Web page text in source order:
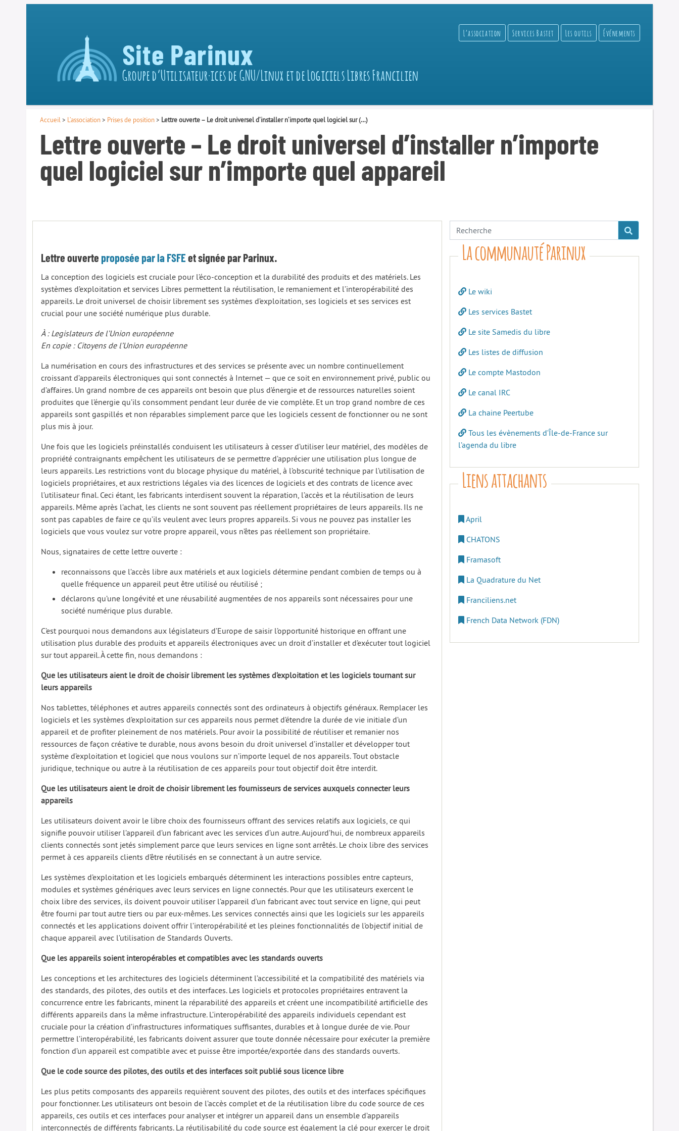
Site Parinux
Groupe d’Utilisateur·ices de GNU/Linux et de Logiciels Libres Francilien
L’association Services Bastet Les outils Événements
Accueil > L’association> Prises de position> Lettre ouverte – Le droit universel d’installer n’importe quel logiciel sur (…)
Lettre ouverte – Le droit universel d’installer n’importe
quel logiciel sur n’importe quel appareil
Lettre ouverte proposée par la FSFE et signée par Parinux.
La conception des logiciels est cruciale pour l’éco-conception et la durabilité des produits et des matériels. Les
systèmes d’exploitation et services Libres permettent la réutilisation, le remaniement et l’interopérabilité des
appareils. Le droit universel de choisir librement ses systèmes d’exploitation, ses logiciels et ses services est
crucial pour une société numérique plus durable.
À : Legislateurs de l’Union européenne
En copie : Citoyens de l’Union européenne
La numérisation en cours des infrastructures et des services se présente avec un nombre continuellement
croissant d’appareils électroniques qui sont connectés à Internet — que ce soit en environnement privé, public ou
d’affaires. Un grand nombre de ces appareils ont besoin que plus d’énergie et de ressources naturelles soient
produites que l’énergie qu’ils consomment pendant leur durée de vie complète. Et un trop grand nombre de ces
appareils sont gaspillés et non réparables simplement parce que les logiciels cessent de fonctionner ou ne sont
plus mis à jour.
Une fois que les logiciels préinstallés conduisent les utilisateurs à cesser d’utiliser leur matériel, des modèles de
propriété contraignants empêchent les utilisateurs de se permettre d’apprécier une utilisation plus longue de
leurs appareils. Les restrictions vont du blocage physique du matériel, à l’obscurité technique par l’utilisation de
logiciels propriétaires, et aux restrictions légales via des licences de logiciels et des contrats de licence avec
l’utilisateur final. Ceci étant, les fabricants interdisent souvent la réparation, l’accès et la réutilisation de leurs
appareils. Même après l’achat, les clients ne sont souvent pas réellement propriétaires de leurs appareils. Ils ne
sont pas capables de faire ce qu’ils veulent avec leurs propres appareils. Si vous ne pouvez pas installer les
logiciels que vous voulez sur votre propre appareil, vous n’êtes pas réellement son propriétaire.
Nous, signataires de cette lettre ouverte :
reconnaissons que l’accès libre aux matériels et aux logiciels détermine pendant combien de temps ou à
quelle fréquence un appareil peut être utilisé ou réutilisé ;
déclarons qu’une longévité et une réusabilité augmentées de nos appareils sont nécessaires pour une
société numérique plus durable.
C’est pourquoi nous demandons aux législateurs d’Europe de saisir l’opportunité historique en offrant une
utilisation plus durable des produits et appareils électroniques avec un droit d’installer et d’exécuter tout logiciel
sur tout appareil. À cette fin, nous demandons :
Que les utilisateurs aient le droit de choisir librement les systèmes d’exploitation et les logiciels tournant sur
leurs appareils
Nos tablettes, téléphones et autres appareils connectés sont des ordinateurs à objectifs généraux. Remplacer les
logiciels et les systèmes d’exploitation sur ces appareils nous permet d’étendre la durée de vie initiale d’un
appareil et de profiter pleinement de nos matériels. Pour avoir la possibilité de réutiliser et remanier nos
ressources de façon créative te durable, nous avons besoin du droit universel d’installer et développer tout
système d’exploitation et logiciel que nous voulons sur n’importe lequel de nos appareils. Tout obstacle
juridique, technique ou autre à la réutilisation de ces appareils pour tout objectif doit être interdit.
Que les utilisateurs aient le droit de choisir librement les fournisseurs de services auxquels connecter leurs
appareils
Les utilisateurs doivent avoir le libre choix des fournisseurs offrant des services relatifs aux logiciels, ce qui
signifie pouvoir utiliser l’appareil d’un fabricant avec les services d’un autre. Aujourd’hui, de nombreux appareils
clients connectés sont jetés simplement parce que leurs services en ligne sont arrêtés. Le choix libre des services
permet à ces appareils clients d’être réutilisés en se connectant à un autre service.
Les systèmes d’exploitation et les logiciels embarqués déterminent les interactions possibles entre capteurs,
modules et systèmes génériques avec leurs services en ligne connectés. Pour que les utilisateurs exercent le
choix libre des services, ils doivent pouvoir utiliser l’appareil d’un fabricant avec tout service en ligne, qui peut
être fourni par tout autre tiers ou par eux-mêmes. Les services connectés ainsi que les logiciels sur les appareils
connectés et les applications doivent offrir l’interopérabilité et les pleines fonctionnalités de l’objectif initial de
chaque appareil avec l’utilisation de Standards Ouverts.
Que les appareils soient interopérables et compatibles avec les standards ouverts
Les conceptions et les architectures des logiciels déterminent l’accessibilité et la compatibilité des matériels via
des standards, des pilotes, des outils et des interfaces. Les logiciels et protocoles propriétaires entravent la
concurrence entre les fabricants, minent la réparabilité des appareils et créent une incompatibilité artificielle des
différents appareils dans la même infrastructure. L’interopérabilité des appareils individuels cependant est
cruciale pour la création d’infrastructures informatiques suffisantes, durables et à longue durée de vie. Pour
permettre l’interopérabilité, les fabricants doivent assurer que toute donnée nécessaire pour exécuter la première
fonction d’un appareil est compatible avec et puisse être importée/exportée dans des standards ouverts.
Que le code source des pilotes, des outils et des interfaces soit publié sous licence libre
Les plus petits composants des appareils requièrent souvent des pilotes, des outils et des interfaces spécifiques
pour fonctionner. Les utilisateurs ont besoin de l’accès complet et de la réutilisation libre du code source de ces
appareils, ces outils et ces interfaces pour analyser et intégrer un appareil dans un ensemble d’appareils
interconnectés de différents fabricants. La réutilisabilité du code source est également la clé pour exercer le droit
La communauté Parinux
Le wiki
Les services Bastet
Le site Samedis du libre
Les listes de diffusion
Le compte Mastodon
Le canal IRC
La chaine Peertube
Tous les évènements d’Île-de-France sur
l’agenda du libre
Liens attachants
April
CHATONS
Framasoft
La Quadrature du Net
Franciliens.net
French Data Network (FDN)